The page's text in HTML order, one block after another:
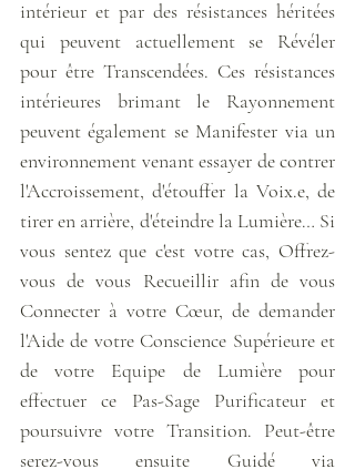
intérieur et par des résistances héritées
qui peuvent actuellement se Révéler
pour être Transcendées. Ces résistances
intérieures brimant le Rayonnement
peuvent également se Manifester via un
environnement venant essayer de contrer
l'Accroissement, d'étouffer la Voix.e, de
tirer en arrière, d'éteindre la Lumière… Si
vous sentez que c'est votre cas, Offrez-
vous de vous Recueillir afin de vous
Connecter à votre Cœur, de demander
l'Aide de votre Conscience Supérieure et
de votre Equipe de Lumière pour
effectuer ce Pas-Sage Purificateur et
poursuivre votre Transition. Peut-être
serez-vous ensuite Guidé via